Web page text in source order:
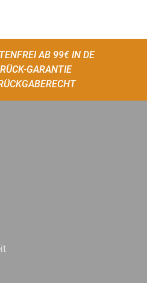
AB 99€ IN DE
GARANTIE